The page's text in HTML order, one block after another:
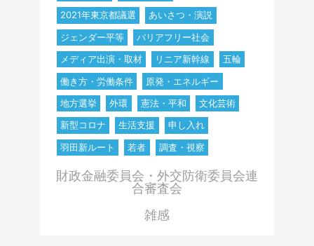
2021年東京都議選
あいさつ・演説
ジェンダー平等
バリアフリー社会
メディア出演・取材
リニア新幹線
五輪
働き方・労働条件
原発・エネルギー
地方選挙
外環 憲法・平和
文化芸術
新型コロナ
生活支援
申し入れ
羽田新ルート
若者 調査・視察
財政金融委員会・外交防衛委員会連
合審査会
雑感